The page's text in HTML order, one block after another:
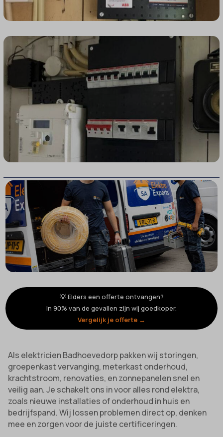
💡 Elders een offerte ontvangen?
In 90% van de gevallen zijn wij goedkoper.
Vergelijk je offerte →
Als elektricien Badhoevedorp pakken wij storingen,
groepenkast vervanging, meterkast onderhoud,
krachtstroom, renovaties, en zonnepanelen snel en
veilig aan. Je schakelt ons in voor alles rond elektra,
zoals nieuwe installaties of onderhoud in huis en
bedrijfspand. Wij lossen problemen direct op, denken
mee en zorgen voor de juiste certificeringen.